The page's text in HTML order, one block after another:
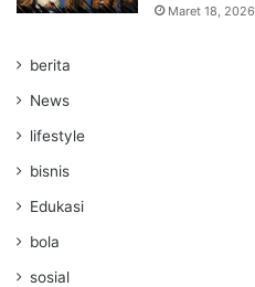
Maret 18, 2026
berita
News
lifestyle
bisnis
Edukasi
bola
sosial